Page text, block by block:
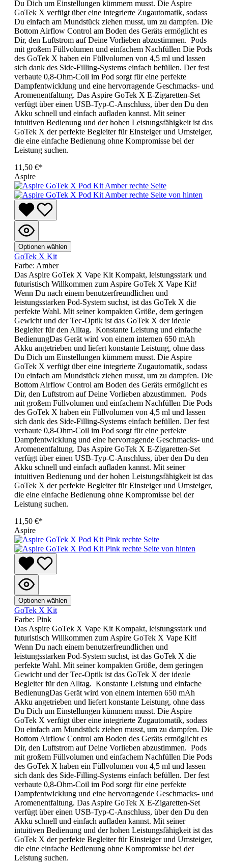
Du Dich um Einstellungen kümmern musst. Die Aspire
GoTek X verfügt über eine integrierte Zugautomatik, sodass
Du einfach am Mundstück ziehen musst, um zu dampfen. Die
Bottom Airflow Control am Boden des Geräts ermöglicht es
Dir, den Luftstrom auf Deine Vorlieben abzustimmen. Pods
mit großem Füllvolumen und einfachem Nachfüllen Die Pods
des GoTek X haben ein Füllvolumen von 4,5 ml und lassen
sich dank des Side-Filling-Systems einfach befüllen. Der fest
verbaute 0,8-Ohm-Coil im Pod sorgt für eine perfekte
Dampfentwicklung und eine hervorragende Geschmacks- und
Aromenentfaltung. Das Aspire GoTek X E-Zigaretten-Set
verfügt über einen USB-Typ-C-Anschluss, über den Du den
Akku schnell und einfach aufladen kannst. Mit seiner
intuitiven Bedienung und der hohen Leistungsfähigkeit ist das
GoTek X der perfekte Begleiter für Einsteiger und Umsteiger,
die eine einfache Bedienung ohne Kompromisse bei der
Leistung suchen.
11,50 €*
Aspire
Optionen wählen
GoTek X Kit
Farbe: Amber
Das Aspire GoTek X Vape Kit Kompakt, leistungsstark und
futuristisch Willkommen zum Aspire GoTek X Vape Kit!
Wenn Du nach einem benutzerfreundlichen und
leistungsstarken Pod-System suchst, ist das GoTek X die
perfekte Wahl. Mit seiner kompakten Größe, dem geringen
Gewicht und der Tec-Optik ist das GoTek X der ideale
Begleiter für den Alltag. Konstante Leistung und einfache
BedienungDas Gerät wird von einem internen 650 mAh
Akku angetrieben und liefert konstante Leistung, ohne dass
Du Dich um Einstellungen kümmern musst. Die Aspire
GoTek X verfügt über eine integrierte Zugautomatik, sodass
Du einfach am Mundstück ziehen musst, um zu dampfen. Die
Bottom Airflow Control am Boden des Geräts ermöglicht es
Dir, den Luftstrom auf Deine Vorlieben abzustimmen. Pods
mit großem Füllvolumen und einfachem Nachfüllen Die Pods
des GoTek X haben ein Füllvolumen von 4,5 ml und lassen
sich dank des Side-Filling-Systems einfach befüllen. Der fest
verbaute 0,8-Ohm-Coil im Pod sorgt für eine perfekte
Dampfentwicklung und eine hervorragende Geschmacks- und
Aromenentfaltung. Das Aspire GoTek X E-Zigaretten-Set
verfügt über einen USB-Typ-C-Anschluss, über den Du den
Akku schnell und einfach aufladen kannst. Mit seiner
intuitiven Bedienung und der hohen Leistungsfähigkeit ist das
GoTek X der perfekte Begleiter für Einsteiger und Umsteiger,
die eine einfache Bedienung ohne Kompromisse bei der
Leistung suchen.
11,50 €*
Aspire
Optionen wählen
GoTek X Kit
Farbe: Pink
Das Aspire GoTek X Vape Kit Kompakt, leistungsstark und
futuristisch Willkommen zum Aspire GoTek X Vape Kit!
Wenn Du nach einem benutzerfreundlichen und
leistungsstarken Pod-System suchst, ist das GoTek X die
perfekte Wahl. Mit seiner kompakten Größe, dem geringen
Gewicht und der Tec-Optik ist das GoTek X der ideale
Begleiter für den Alltag. Konstante Leistung und einfache
BedienungDas Gerät wird von einem internen 650 mAh
Akku angetrieben und liefert konstante Leistung, ohne dass
Du Dich um Einstellungen kümmern musst. Die Aspire
GoTek X verfügt über eine integrierte Zugautomatik, sodass
Du einfach am Mundstück ziehen musst, um zu dampfen. Die
Bottom Airflow Control am Boden des Geräts ermöglicht es
Dir, den Luftstrom auf Deine Vorlieben abzustimmen. Pods
mit großem Füllvolumen und einfachem Nachfüllen Die Pods
des GoTek X haben ein Füllvolumen von 4,5 ml und lassen
sich dank des Side-Filling-Systems einfach befüllen. Der fest
verbaute 0,8-Ohm-Coil im Pod sorgt für eine perfekte
Dampfentwicklung und eine hervorragende Geschmacks- und
Aromenentfaltung. Das Aspire GoTek X E-Zigaretten-Set
verfügt über einen USB-Typ-C-Anschluss, über den Du den
Akku schnell und einfach aufladen kannst. Mit seiner
intuitiven Bedienung und der hohen Leistungsfähigkeit ist das
GoTek X der perfekte Begleiter für Einsteiger und Umsteiger,
die eine einfache Bedienung ohne Kompromisse bei der
Leistung suchen.